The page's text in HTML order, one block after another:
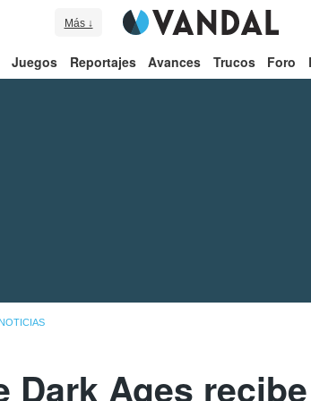
Más ↓
Juegos Reportajes Avances Trucos Foro
NOTICIAS
Dark Ages